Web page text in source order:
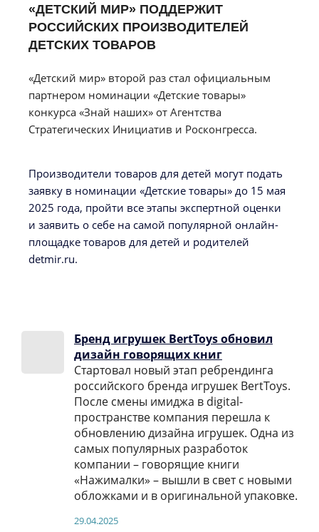
«ДЕТСКИЙ МИР» ПОДДЕРЖИТ
РОССИЙСКИХ ПРОИЗВОДИТЕЛЕЙ
ДЕТСКИХ ТОВАРОВ
«Детский мир» второй раз стал официальным
партнером номинации «Детские товары»
конкурса «Знай наших» от Агентства
Стратегических Инициатив и Росконгресса.
Производители товаров для детей могут подать
заявку в номинации «Детские товары» до 15 мая
2025 года, пройти все этапы экспертной оценки
и заявить о себе на самой популярной онлайн-
площадке товаров для детей и родителей
detmir.ru.
Бренд игрушек BertToys обновил
дизайн говорящих книг
Стартовал новый этап ребрендинга
российского бренда игрушек BertToys.
После смены имиджа в digital-
пространстве компания перешла к
обновлению дизайна игрушек. Одна из
самых популярных разработок
компании – говорящие книги
«Нажималки» – вышли в свет с новыми
обложками и в оригинальной упаковке.
29.04.2025